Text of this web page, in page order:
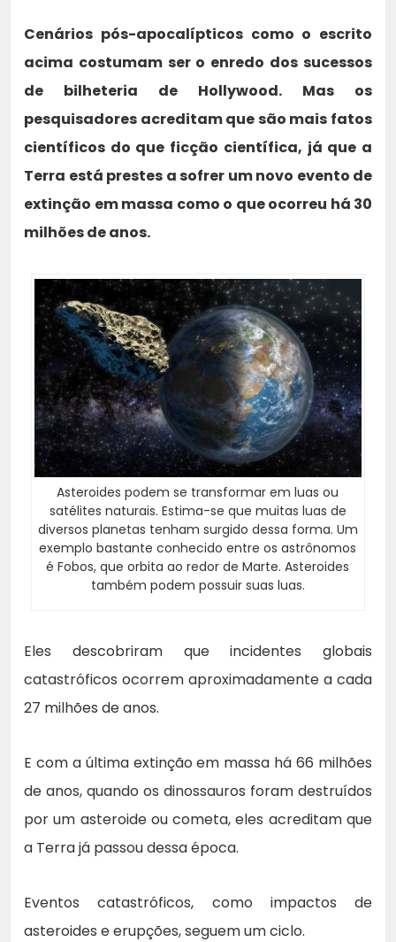
Cenários pós-apocalípticos como o escrito
acima costumam ser o enredo dos sucessos
de bilheteria de Hollywood. Mas os
pesquisadores acreditam que são mais fatos
científicos do que ficção científica, já que a
Terra está prestes a sofrer um novo evento de
extinção em massa como o que ocorreu há 30
milhões de anos.
Asteroides podem se transformar em luas ou
satélites naturais. Estima-se que muitas luas de
diversos planetas tenham surgido dessa forma. Um
exemplo bastante conhecido entre os astrônomos
é Fobos, que orbita ao redor de Marte. Asteroides
também podem possuir suas luas.
Eles descobriram que incidentes globais
catastróficos ocorrem aproximadamente a cada
27 milhões de anos.
E com a última extinção em massa há 66 milhões
de anos, quando os dinossauros foram destruídos
por um asteroide ou cometa, eles acreditam que
a Terra já passou dessa época.
Eventos catastróficos, como impactos de
asteroides e erupções, seguem um ciclo.